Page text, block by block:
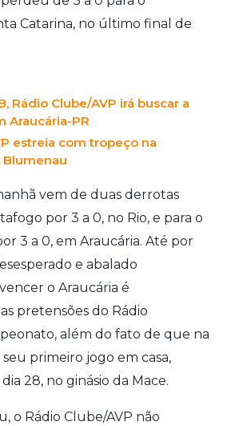
Catarina, no último final de
Rádio Clube/AVP irá buscar a
Araucária-PR
estreia com tropeço na
Blumenau
vem de duas derrotas
por 3 a 0, no Rio, e para o
3 a 0, em Araucária. Até por
e abalado
o Araucária é
pretensões do Rádio
além do fato de que na
primeiro jogo em casa,
28, no ginásio da Mace.
o Rádio Clube/AVP não